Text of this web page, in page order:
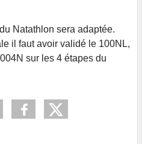
Natathlon sera adaptée.
il faut avoir validé le 100NL,
sur les 4 étapes du